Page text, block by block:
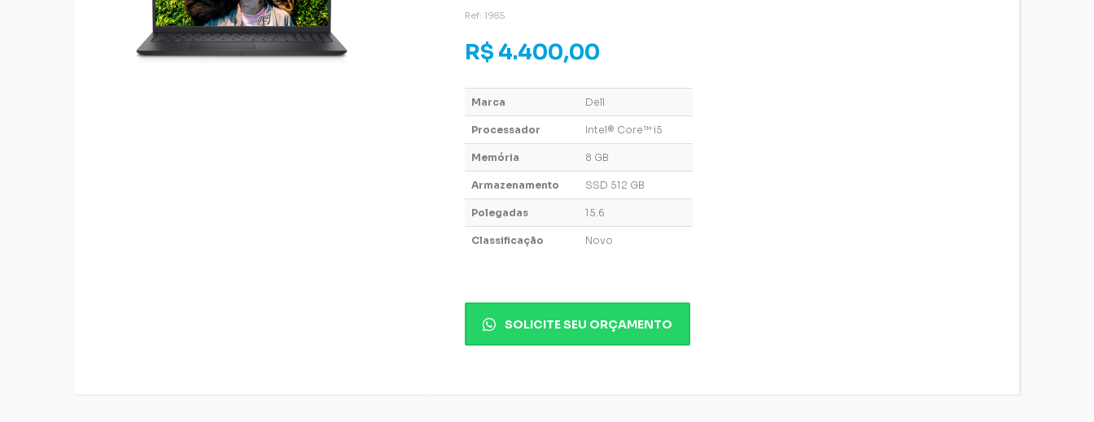
Ref: 1985
R$ 4.400,00
Marca Dell
Processador Intel® Core™ i5
Memória 8 GB
Armazenamento SSD 512 GB
Polegadas 15.6
Classificação Novo
SOLICITE SEU ORÇAMENTO